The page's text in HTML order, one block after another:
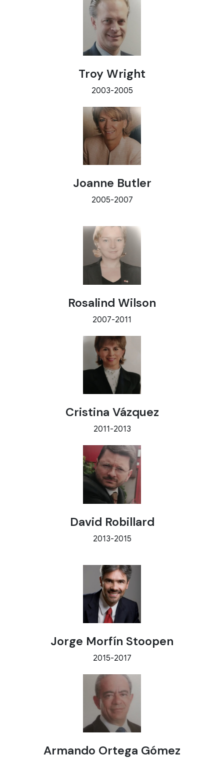
Troy Wright
2003-2005
Joanne Butler
2005-2007
Rosalind Wilson
2007-2011
Cristina Vázquez
2011-2013
David Robillard
2013-2015
Jorge Morfín Stoopen
2015-2017
Armando Ortega Gómez